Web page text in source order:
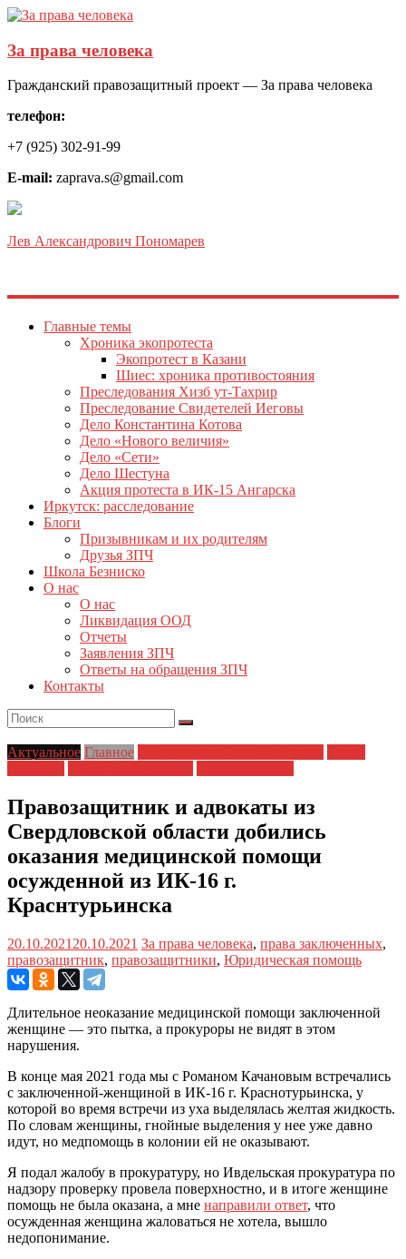
За права человека
Гражданский правозащитный проект — За права человека
телефон:
+7 (925) 302-91-99
E-mail: zaprava.s@gmail.com
Лев Александрович Пономарев
Главные темы
Хроника экопротеста
Экопротест в Казани
Шиес: хроника противостояния
Преследования Хизб ут-Тахрир
Преследование Свидетелей Иеговы
Дело Константина Котова
Дело «Нового величия»
Дело «Сети»
Дело Шестуна
Акция протеста в ИК-15 Ангарска
Иркутск: расследование
Блоги
Призывникам и их родителям
Друзья ЗПЧ
Школа Безниско
О нас
О нас
Ликвидация ООД
Отчеты
Заявления ЗПЧ
Ответы на обращения ЗПЧ
Контакты
Актуальное Главное
Правозащитник и адвокаты из
Свердловской области добились
оказания медицинской помощи
осужденной из ИК-16 г.
Краснтурьинска
20.10.2021 20.10.2021 За права человека, права заключенных,
правозащитник, правозащитники, Юридическая помощь
Длительное неоказание медицинской помощи заключенной
женщине — это пытка, а прокуроры не видят в этом
нарушения.
В конце мая 2021 года мы с Романом Качановым встречались
с заключенной-женщиной в ИК-16 г. Краснотурьинска, у
которой во время встречи из уха выделялась желтая жидкость.
По словам женщины, гнойные выделения у нее уже давно
идут, но медпомощь в колонии ей не оказывают.
Я подал жалобу в прокуратуру, но Ивдельская прокуратура по
надзору проверку провела поверхностно, и в итоге женщине
помощь не была оказана, а мне направили ответ, что
осужденная женщина жаловаться не хотела, вышло
недопонимание.